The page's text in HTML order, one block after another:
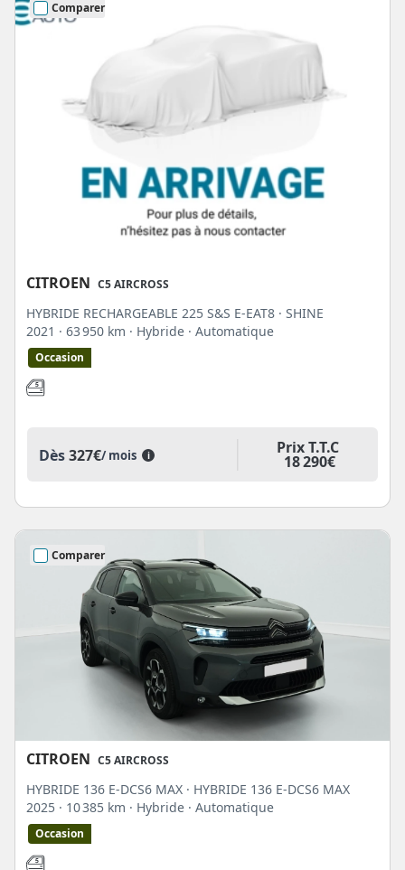
sa sortie. En 2022, le constructeur français l'a restylé afin de le rendre encore
plus puissant. Actuellement, ce SUV hybride est disponible dans notre
catalogue. Nous avons des modèles neufs 0 km, mais aussi des versions
d'occasion reconditionnées.
Comparer
CITROEN C5 AIRCROSS
HYBRIDE RECHARGEABLE 225 S&S E-EAT8 · SHINE
2021 · 63 950 km · Hybride · Automatique
Occasion
Dès327€/ mois i Prix T.T.C
18 290€
Comparer
CITROEN C5 AIRCROSS
HYBRIDE 136 E-DCS6 MAX · HYBRIDE 136 E-DCS6 MAX
2025 · 10 385 km · Hybride · Automatique
Occasion